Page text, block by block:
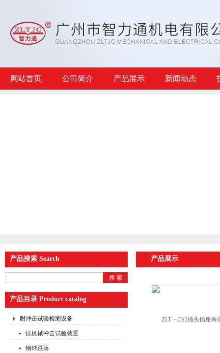
网站首页 公司简介 产品展示 新闻动态
产品搜索 Search
产品目录 Product catalog
耐冲击试验检测设备
抗机械冲击试验装置
钢球跌落
产品展示